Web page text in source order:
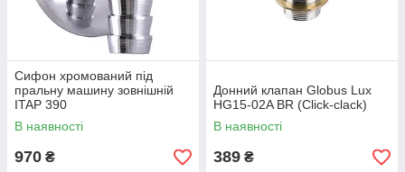
Сифон хромований під
пральну машину зовнішній
ITAP 390
В наявності
970 ₴
Донний клапан Globus Lux
HG15-02A BR (Click-clack)
В наявності
389 ₴